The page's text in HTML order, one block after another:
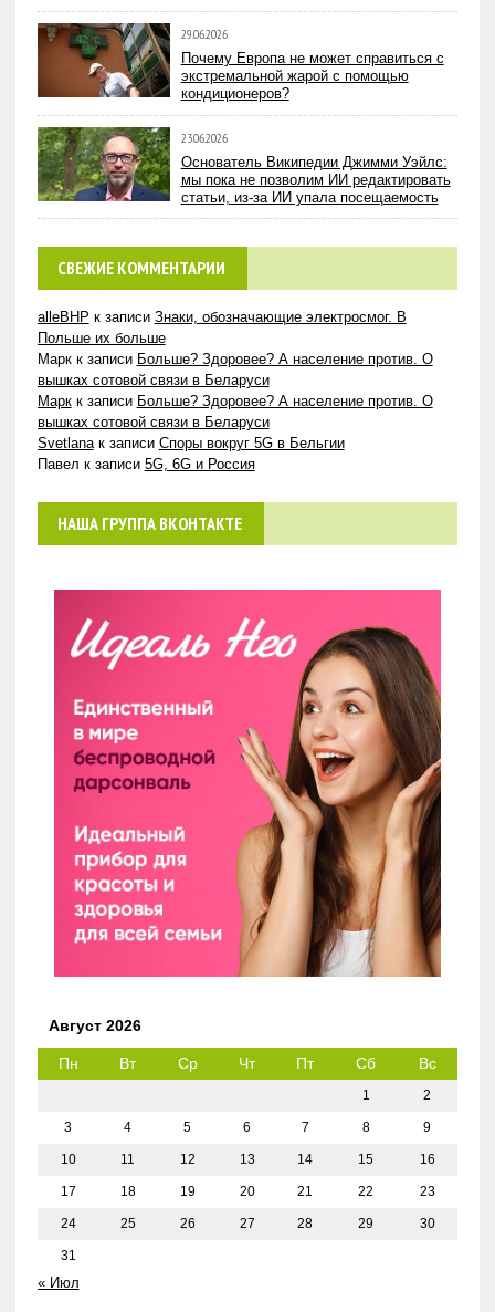
29.06.2026
Почему Европа не может справиться с
экстремальной жарой с помощью
кондиционеров?
23.06.2026
Основатель Википедии Джимми Уэйлс:
мы пока не позволим ИИ редактировать
статьи, из-за ИИ упала посещаемость
СВЕЖИЕ КОММЕНТАРИИ
alleBHP к записи Знаки, обозначающие электросмог. В
Польше их больше
Маркк записи Больше? Здоровее? А население против. О
вышках сотовой связи в Беларуси
Маркк записи Больше? Здоровее? А население против. О
вышках сотовой связи в Беларуси
Svetlanaк записи Споры вокруг 5G в Бельгии
Павел к записи 5G, 6G и Россия
НАША ГРУППА ВКОНТАКТЕ
Август 2026
Пн Вт Ср Чт Пт Сб Вс
1 2
3 4 5 6 7 8 9
10 11 12 13 14 15 16
17 18 19 20 21 22 23
24 25 26 27 28 29 30
31
« Июл